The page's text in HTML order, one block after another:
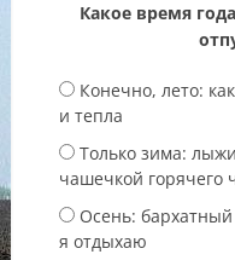
Какое время
Конечно, лето:
и тепла
Только зима:
чашечкой горячего
Осень:
я отдыхаю